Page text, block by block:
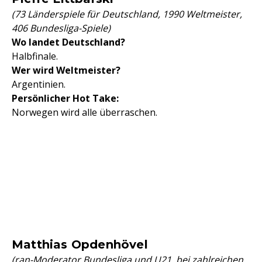
(73 Länderspiele für Deutschland, 1990 Weltmeister,
406 Bundesliga-Spiele)
Wo landet Deutschland?
Halbfinale.
Wer wird Weltmeister?
Argentinien.
Persönlicher Hot Take:
Norwegen wird alle überraschen.
Matthias Opdenhövel